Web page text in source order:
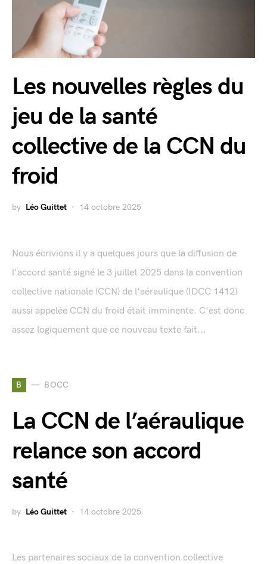
Les nouvelles règles du
jeu de la santé
collective de la CCN du
froid
by Léo Guittet 14 octobre 2025
Nous écrivions il y a quelques jours que la diffusion de
l'accord santé signé le 3 juillet 2025 dans la convention
collective nationale (CCN) de l'aéraulique (IDCC 1412)
aussi appelée CCN du froid était imminente. C'est donc
assez logiquement que ce nouveau texte fait...
B BOCC
La CCN de l’aéraulique
relance son accord
santé
by Léo Guittet 14 octobre 2025
Les partenaires sociaux de la convention collective